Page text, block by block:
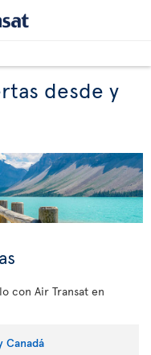
desde y
con Air Transat en
Canadá